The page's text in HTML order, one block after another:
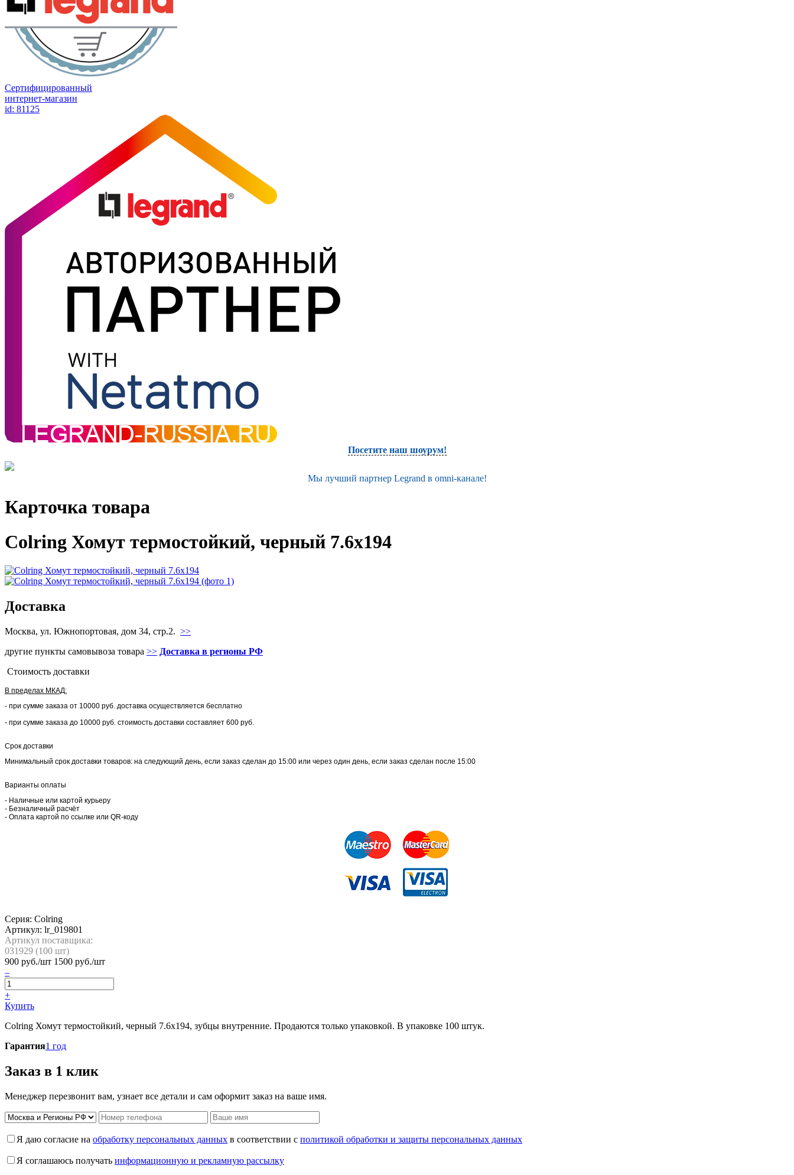
Сертифицированный
интернет-магазин
id: 81125
Посетите наш шоурум!
Мы лучший партнер Legrand в omni-канале!
Карточка товара
Colring Хомут термостойкий, черный 7.6х194
Доставка
Москва, ул. Южнопортовая, дом 34, стр.2. >>
другие пункты самовывоза товара >> Доставка в регионы РФ
Стоимость доставки
В пределах МКАД:
- при сумме заказа от 10000 руб. доставка осуществляется бесплатно
- при сумме заказа до 10000 руб. стоимость доставки составляет 600 руб.
Срок доставки
Минимальный срок доставки товаров: на следующий день, если заказ сделан до 15:00 или через один день, если заказ сделан после 15:00
Варианты оплаты
- Наличные или картой курьеру
- Безналичный расчёт
- Оплата картой по ссылке или QR-коду
Серия: Colring
Артикул: lr_019801
Артикул поставщика:
031929 (100 шт)
900 руб./шт 1500 руб./шт
–
+
Купить
Colring Хомут термостойкий, черный 7.6х194, зубцы внутренние. Продаются только упаковкой. В упаковке 100 штук.
Гарантия1 год
Заказ в 1 клик
Менеджер перезвонит вам, узнает все детали и сам оформит заказ на ваше имя.
Я даю согласие на обработку персональных данных в соответствии с политикой обработки и защиты персональных данных
Я соглашаюсь получать информационную и рекламную рассылку